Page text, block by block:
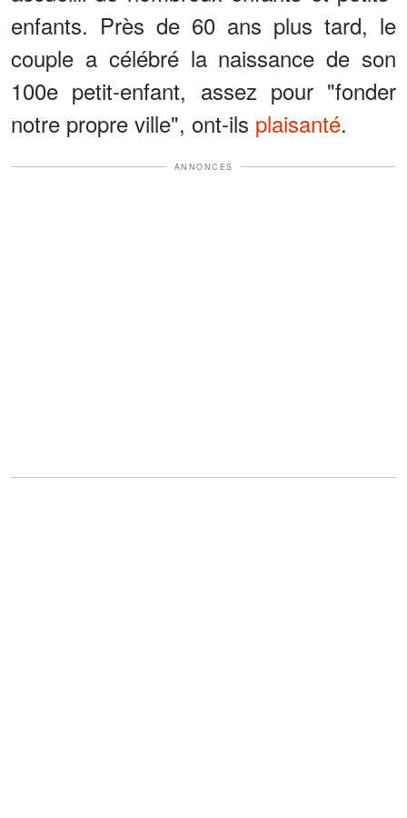
enfants. Près de 60 ans plus tard, le
couple a célébré la naissance de son
100e petit-enfant, assez pour "fonder
notre propre ville", ont-ils plaisanté.
ANNONCES